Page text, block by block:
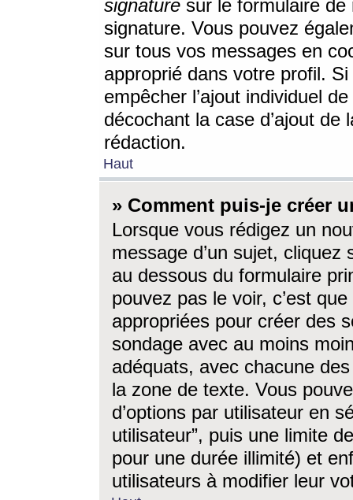
signature sur le formulaire de
signature. Vous pouvez
sur tous vos messages en
approprié dans votre profil.
empêcher l’ajout individuel
décochant la case d’ajout
rédaction.
Haut
» Comment puis-je créer
Lorsque vous rédigez un
message d’un sujet, cliquez
au dessous du formulaire
pouvez pas le voir, c’est
appropriées pour créer des
sondage avec au moins
adéquats, avec chacune
la zone de texte. Vous
d’options par utilisateur en
utilisateur”, puis une limite
pour une durée illimité) et
utilisateurs à modifier leur